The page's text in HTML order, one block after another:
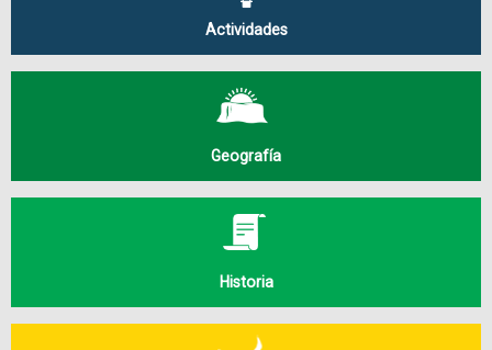
Actividades
Geografía
Historia